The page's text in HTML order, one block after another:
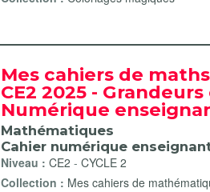
Mes cahiers de
CE2 2025 -
Numérique
Mathématiques
Cahier numérique
Niveau :CE2 -CYCLE 2
Collection : Mes cahiers de